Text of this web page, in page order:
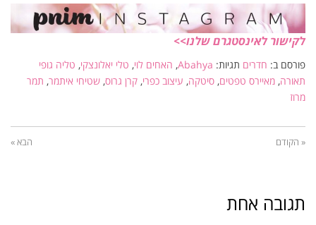
לקישור לאינסטגרם שלנו>>
פורסם ב: חדרים תגיות: Abahya
, האחים לוי, טלי יאלונצקי, טליה גופי
תאורה, מאיירס טפטים, סיטקה, עיצוב כפרי, קרן גרוס, שטיחי איתמר, תמר
מרוז
« הקודם הבא »
תגובה אחת